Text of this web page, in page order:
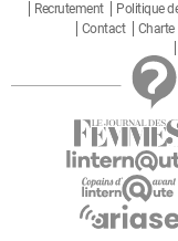
Recrutement
Politique
Contact
Charte